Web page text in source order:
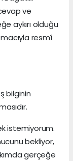
ve
aykırı olduğu
resmî
bilginin
istemiyorum.
bekliyor,
gerçeğe